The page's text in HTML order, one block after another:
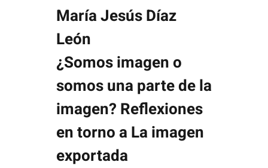
María Jesús Díaz
León
¿Somos imagen o
somos una parte de la
imagen? Reflexiones
en torno a La imagen
exportada